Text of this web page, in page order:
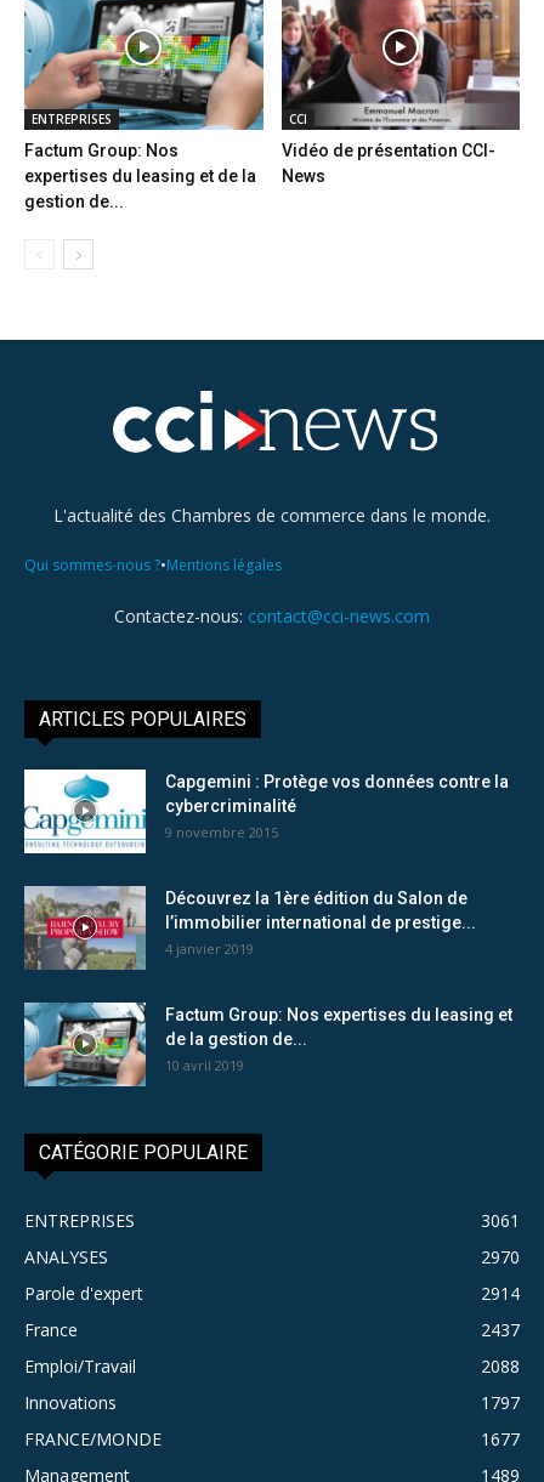
ENTREPRISES
Factum Group: Nos
expertises du leasing et de la
gestion de...
CCI
Vidéo de présentation CCI-
News
L'actualité des Chambres de commerce dans le monde.
Qui sommes-nous ?•Mentions légales
Contactez-nous: contact@cci-news.com
ARTICLES POPULAIRES
Capgemini : Protège vos données contre la
cybercriminalité
9 novembre 2015
Découvrez la 1ère édition du Salon de
l’immobilier international de prestige...
4 janvier 2019
Factum Group: Nos expertises du leasing et
de la gestion de...
10 avril 2019
CATÉGORIE POPULAIRE
ENTREPRISES
3061
ANALYSES
2970
Parole d'expert
2914
France
2437
Emploi/Travail
2088
Innovations
1797
FRANCE/MONDE
1677
Management
1489